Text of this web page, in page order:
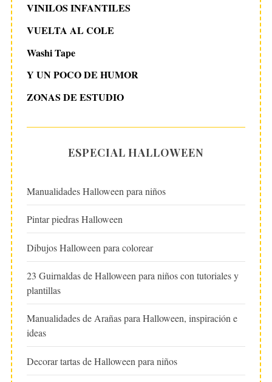
VINILOS INFANTILES
VUELTA AL COLE
Washi Tape
Y UN POCO DE HUMOR
ZONAS DE ESTUDIO
ESPECIAL HALLOWEEN
Manualidades Halloween para niños
Pintar piedras Halloween
Dibujos Halloween para colorear
23 Guirnaldas de Halloween para niños con tutoriales y
plantillas
Manualidades de Arañas para Halloween, inspiración e
ideas
Decorar tartas de Halloween para niños